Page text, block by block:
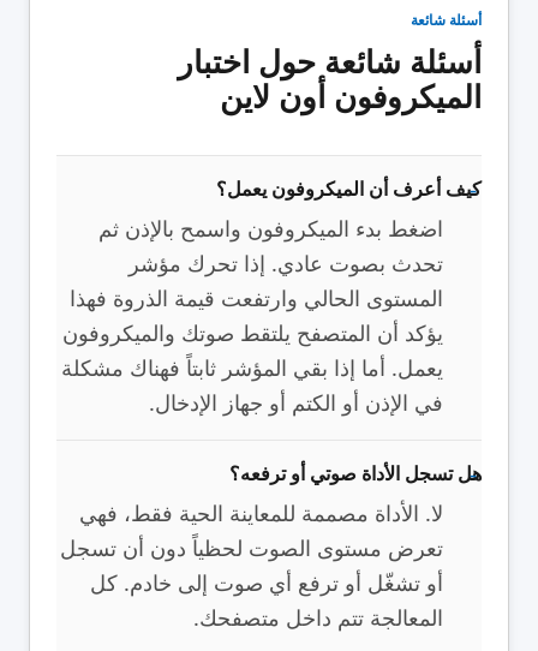
أسئلة شائعة
أسئلة شائعة حول اختبار
الميكروفون أون لاين
كيف أعرف أن الميكروفون يعمل؟
اضغط بدء الميكروفون واسمح بالإذن ثم
تحدث بصوت عادي. إذا تحرك مؤشر
المستوى الحالي وارتفعت قيمة الذروة فهذا
يؤكد أن المتصفح يلتقط صوتك والميكروفون
يعمل. أما إذا بقي المؤشر ثابتاً فهناك مشكلة
في الإذن أو الكتم أو جهاز الإدخال.
هل تسجل الأداة صوتي أو ترفعه؟
لا. الأداة مصممة للمعاينة الحية فقط، فهي
تعرض مستوى الصوت لحظياً دون أن تسجل
أو تشغّل أو ترفع أي صوت إلى خادم. كل
المعالجة تتم داخل متصفحك.